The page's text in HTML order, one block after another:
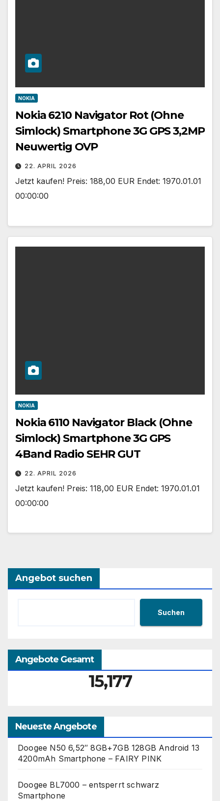
NOKIA
Nokia 6210 Navigator Rot (Ohne
Simlock) Smartphone 3G GPS 3,2MP
Neuwertig OVP
22. APRIL 2026
Jetzt kaufen! Preis: 188,00 EUR Endet: 1970.01.01
00:00:00
NOKIA
Nokia 6110 Navigator Black (Ohne
Simlock) Smartphone 3G GPS
4Band Radio SEHR GUT
22. APRIL 2026
Jetzt kaufen! Preis: 118,00 EUR Endet: 1970.01.01
00:00:00
Angebot suchen
Suchen
Angebote Gesamt
15,177
Neueste Angebote
Doogee N50 6,52″ 8GB+7GB 128GB Android 13
4200mAh Smartphone – FAIRY PINK
Doogee BL7000 – entsperrt schwarz
Smartphone